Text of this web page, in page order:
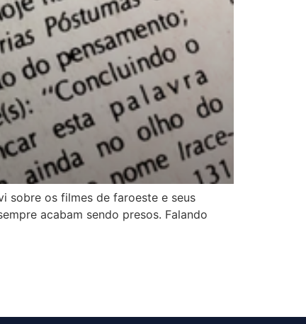
sobre os filmes de faroeste e seus
acabam sendo presos. Falando